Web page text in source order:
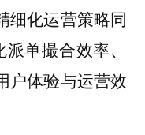
细化运营策略同
单撮合效率、
户体验与运营效